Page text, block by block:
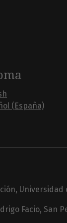
(España)
Universidad
Facio, San